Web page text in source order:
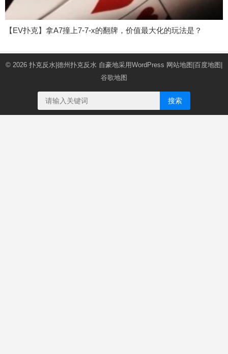
【EV扑克】拿A7撞上7-7-x的翻牌，价值最大化的玩法是？
© 2026 扑克反水|德州扑克反水 自豪地采用WordPress 网站地图|百度地图|
谷歌地图
搜索